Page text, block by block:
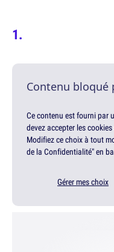
Contenu bloqué
Ce contenu est fourni par
devez accepter les
Modifiez ce choix à tout
de la Confidentialité" en
Gérer mes choix